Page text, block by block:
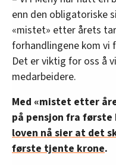
enn den obligatoriske
«mistet» etter årets
forhandlingene kom vi
Det er viktig for oss å
medarbeidere.
Med «mistet etter
på pensjon fra
loven nå sier at det
første tjente krone.